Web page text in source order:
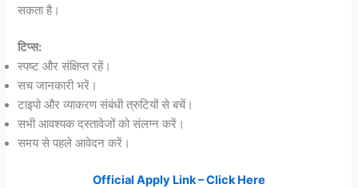
सकता है।
टिप्स:
स्पष्ट और संक्षिप्त रहें।
सच जानकारी भरें।
टाइपो और व्याकरण संबंधी त्रुटियों से बचें।
सभी आवश्यक दस्तावेजों को संलग्न करें।
समय से पहले आवेदन करें।
Official Apply Link – Click Here